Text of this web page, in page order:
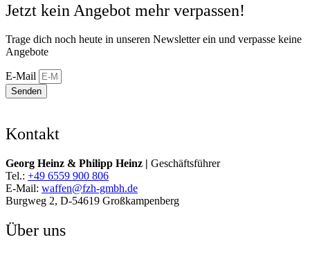
Jetzt kein Angebot mehr verpassen!
Trage dich noch heute in unseren Newsletter ein und verpasse keine
Angebote
E-Mail
Senden
Kontakt
Georg Heinz & Philipp Heinz | Geschäftsführer
Tel.: +49 6559 900 806
E-Mail: waffen@fzh-gmbh.de
Burgweg 2, D-54619 Großkampenberg
Über uns